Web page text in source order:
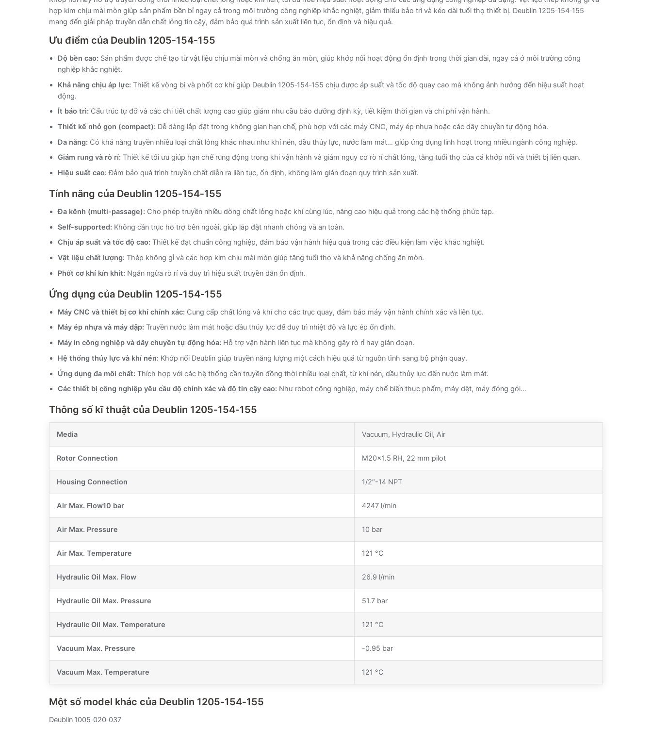
hợp kim chịu mài mòn giúp sản phẩm bền bỉ ngay cả trong môi trường công nghiệp khắc nghiệt, giảm thiểu bảo trì và kéo dài tuổi thọ thiết bị. Deublin 1205‑154‑155
mang đến giải pháp truyền dẫn chất lỏng tin cậy, đảm bảo quá trình sản xuất liên tục, ổn định và hiệu quả.
Ưu điểm của Deublin 1205‑154‑155
Độ bền cao: Sản phẩm được chế tạo từ vật liệu chịu mài mòn và chống ăn mòn, giúp khớp nối hoạt động ổn định trong thời gian dài, ngay cả ở môi trường công
nghiệp khắc nghiệt.
Khả năng chịu áp lực: Thiết kế vòng bi và phốt cơ khí giúp Deublin 1205‑154‑155 chịu được áp suất và tốc độ quay cao mà không ảnh hưởng đến hiệu suất hoạt
động.
Ít bảo trì: Cấu trúc tự đỡ và các chi tiết chất lượng cao giúp giảm nhu cầu bảo dưỡng định kỳ, tiết kiệm thời gian và chi phí vận hành.
Thiết kế nhỏ gọn (compact): Dễ dàng lắp đặt trong không gian hạn chế, phù hợp với các máy CNC, máy ép nhựa hoặc các dây chuyền tự động hóa.
Đa năng: Có khả năng truyền nhiều loại chất lỏng khác nhau như khí nén, dầu thủy lực, nước làm mát… giúp ứng dụng linh hoạt trong nhiều ngành công nghiệp.
Giảm rung và rò rỉ: Thiết kế tối ưu giúp hạn chế rung động trong khi vận hành và giảm nguy cơ rò rỉ chất lỏng, tăng tuổi thọ của cả khớp nối và thiết bị liên quan.
Hiệu suất cao: Đảm bảo quá trình truyền chất diễn ra liên tục, ổn định, không làm gián đoạn quy trình sản xuất.
Tính năng của Deublin 1205‑154‑155
Đa kênh (multi-passage): Cho phép truyền nhiều dòng chất lỏng hoặc khí cùng lúc, nâng cao hiệu quả trong các hệ thống phức tạp.
Self-supported: Không cần trục hỗ trợ bên ngoài, giúp lắp đặt nhanh chóng và an toàn.
Chịu áp suất và tốc độ cao: Thiết kế đạt chuẩn công nghiệp, đảm bảo vận hành hiệu quả trong các điều kiện làm việc khắc nghiệt.
Vật liệu chất lượng: Thép không gỉ và các hợp kim chịu mài mòn giúp tăng tuổi thọ và khả năng chống ăn mòn.
Phốt cơ khí kín khít: Ngăn ngừa rò rỉ và duy trì hiệu suất truyền dẫn ổn định.
Ứng dụng của Deublin 1205‑154‑155
Máy CNC và thiết bị cơ khí chính xác: Cung cấp chất lỏng và khí cho các trục quay, đảm bảo máy vận hành chính xác và liên tục.
Máy ép nhựa và máy dập: Truyền nước làm mát hoặc dầu thủy lực để duy trì nhiệt độ và lực ép ổn định.
Máy in công nghiệp và dây chuyền tự động hóa: Hỗ trợ vận hành liên tục mà không gây rò rỉ hay gián đoạn.
Hệ thống thủy lực và khí nén: Khớp nối Deublin giúp truyền năng lượng một cách hiệu quả từ nguồn tĩnh sang bộ phận quay.
Ứng dụng đa môi chất: Thích hợp với các hệ thống cần truyền đồng thời nhiều loại chất, từ khí nén, dầu thủy lực đến nước làm mát.
Các thiết bị công nghiệp yêu cầu độ chính xác và độ tin cậy cao: Như robot công nghiệp, máy chế biến thực phẩm, máy dệt, máy đóng gói…
Thông số kĩ thuật của Deublin 1205‑154‑155
Media Vacuum, Hydraulic Oil, Air
Rotor Connection M20x1.5 RH, 22 mm pilot
Housing Connection 1/2″-14 NPT
Air Max. Flow10 bar 4247 l/min
Air Max. Pressure 10 bar
Air Max. Temperature 121 °C
Hydraulic Oil Max. Flow 26.9 l/min
Hydraulic Oil Max. Pressure 51.7 bar
Hydraulic Oil Max. Temperature 121 °C
Vacuum Max. Pressure -0.95 bar
Vacuum Max. Temperature 121 °C
Một số model khác của Deublin 1205‑154‑155
Deublin 1005‑020‑037